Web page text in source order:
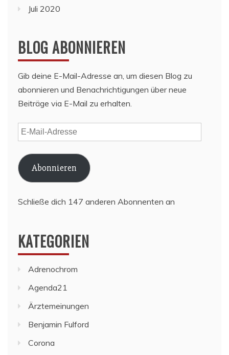
Juli 2020
BLOG ABONNIEREN
Gib deine E-Mail-Adresse an, um diesen Blog zu
abonnieren und Benachrichtigungen über neue
Beiträge via E-Mail zu erhalten.
E-
Mail-
Adresse
Abonnieren
Schließe dich 147 anderen Abonnenten an
KATEGORIEN
Adrenochrom
Agenda21
Ärztemeinungen
Benjamin Fulford
Corona